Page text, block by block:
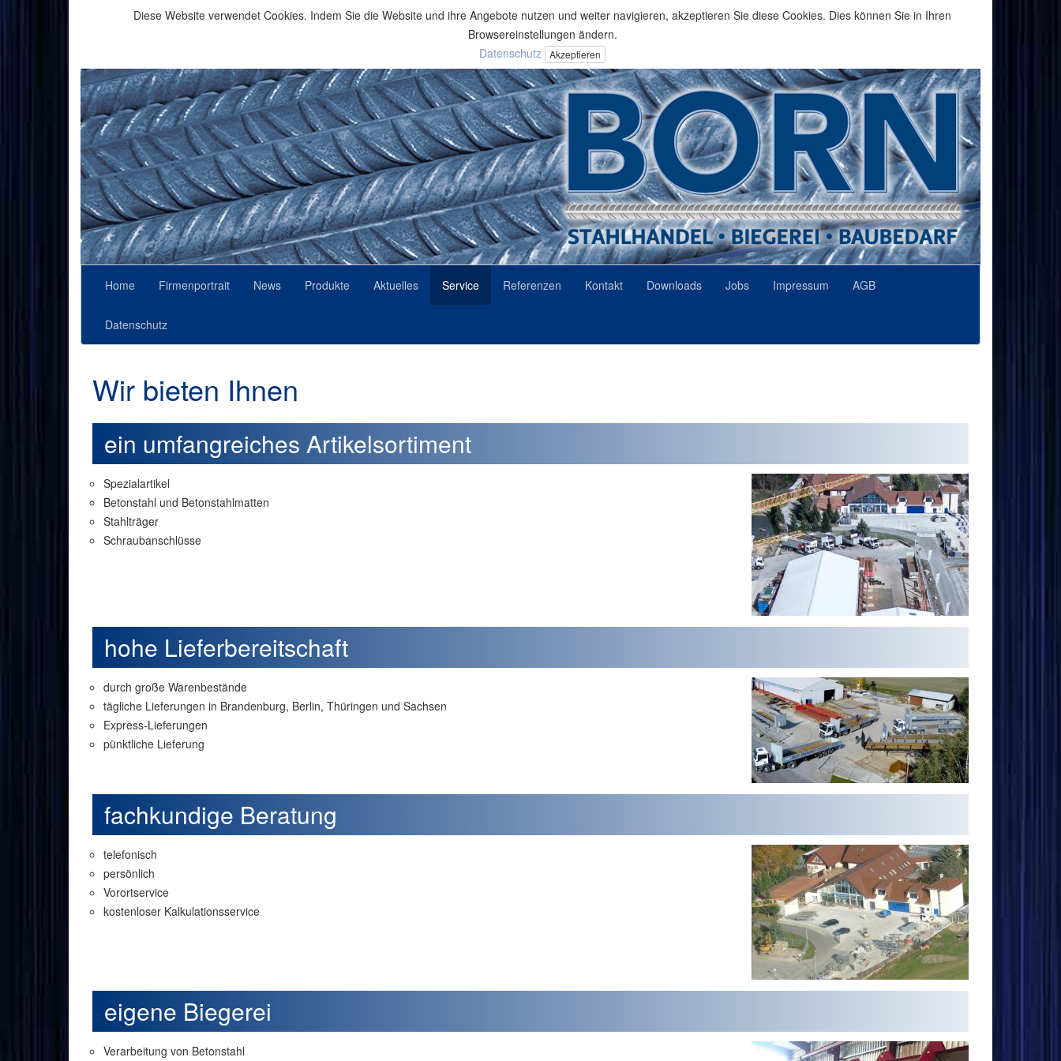
Diese Website verwendet Cookies. Indem Sie die Website und ihre Angebote nutzen und weiter navigieren, akzeptieren Sie diese Cookies. Dies können Sie in Ihren
Browsereinstellungen ändern.
Datenschutz Akzeptieren
Home Firmenportrait News Produkte Aktuelles Service Referenzen Kontakt Downloads Jobs Impressum AGB
Datenschutz
Wir bieten Ihnen
ein umfangreiches Artikelsortiment
Spezialartikel
Betonstahl und Betonstahlmatten
Stahlträger
Schraubanschlüsse
hohe Lieferbereitschaft
durch große Warenbestände
tägliche Lieferungen in Brandenburg, Berlin, Thüringen und Sachsen
Express-Lieferungen
pünktliche Lieferung
fachkundige Beratung
telefonisch
persönlich
Vorortservice
kostenloser Kalkulationsservice
eigene Biegerei
Verarbeitung von Betonstahl